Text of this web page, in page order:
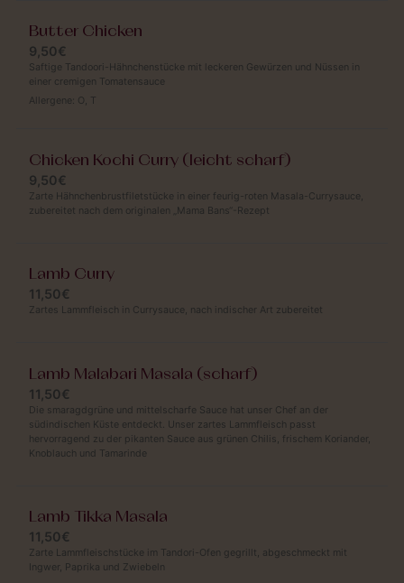
Butter Chicken
9,50€
Saftige Tandoori-Hähnchenstücke mit leckeren Gewürzen und Nüssen in
einer cremigen Tomatensauce
Allergene: O, T
Chicken Kochi Curry (leicht scharf)
9,50€
Zarte Hähnchenbrustfiletstücke in einer feurig-roten Masala-Currysauce,
zubereitet nach dem originalen „Mama Bans“-Rezept
Lamb Curry
11,50€
Zartes Lammfleisch in Currysauce, nach indischer Art zubereitet
Lamb Malabari Masala (scharf)
11,50€
Die smaragdgrüne und mittelscharfe Sauce hat unser Chef an der
südindischen Küste entdeckt. Unser zartes Lammfleisch passt
hervorragend zu der pikanten Sauce aus grünen Chilis, frischem Koriander,
Knoblauch und Tamarinde
Lamb Tikka Masala
11,50€
Zarte Lammfleischstücke im Tandori-Ofen gegrillt, abgeschmeckt mit
Ingwer, Paprika und Zwiebeln